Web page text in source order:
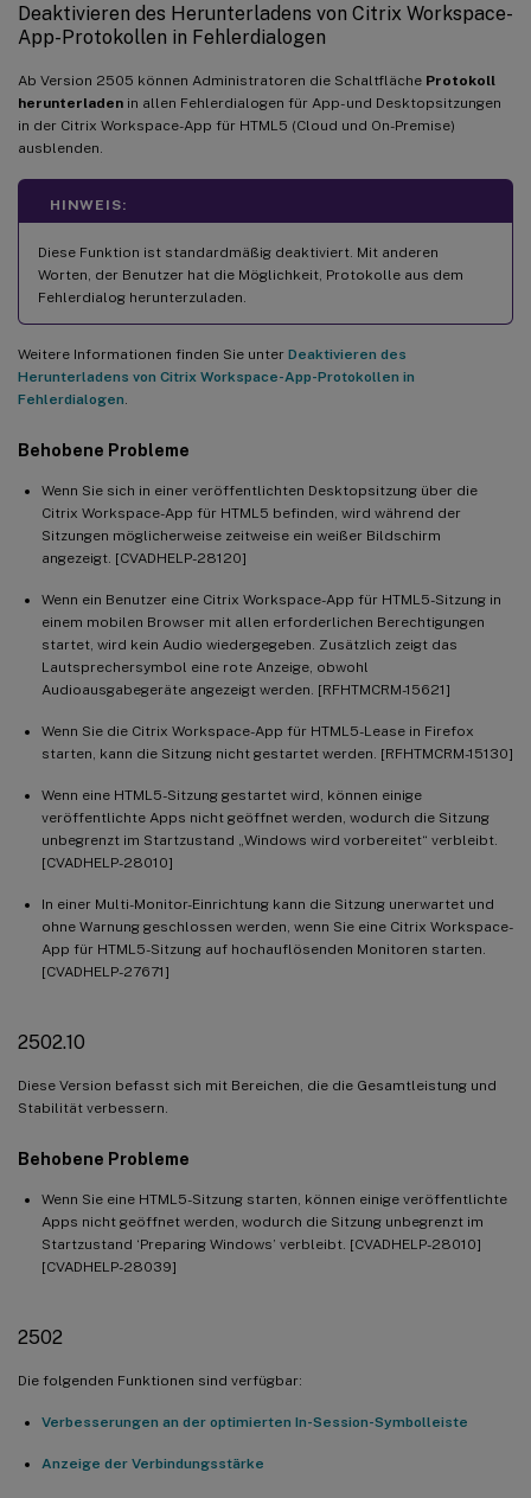
Deaktivieren des Herunterladens von Citrix Workspace-
App-Protokollen in Fehlerdialogen
Ab Version 2505 können Administratoren die Schaltfläche Protokoll
herunterladen in allen Fehlerdialogen für App- und Desktopsitzungen
in der Citrix Workspace-App für HTML5 (Cloud und On-Premise)
ausblenden.
HINWEIS:
Diese Funktion ist standardmäßig deaktiviert. Mit anderen
Worten, der Benutzer hat die Möglichkeit, Protokolle aus dem
Fehlerdialog herunterzuladen.
Weitere Informationen finden Sie unter Deaktivieren des
Herunterladens von Citrix Workspace-App-Protokollen in
Fehlerdialogen
Behobene Probleme
Wenn Sie sich in einer veröffentlichten Desktopsitzung über die
Citrix Workspace-App für HTML5 befinden, wird während der
Sitzungen möglicherweise zeitweise ein weißer Bildschirm
angezeigt. [CVADHELP-28120]
Wenn ein Benutzer eine Citrix Workspace-App für HTML5-Sitzung in
einem mobilen Browser mit allen erforderlichen Berechtigungen
startet, wird kein Audio wiedergegeben. Zusätzlich zeigt das
Lautsprechersymbol eine rote Anzeige, obwohl
Audioausgabegeräte angezeigt werden. [RFHTMCRM-15621]
Wenn Sie die Citrix Workspace-App für HTML5-Lease in Firefox
starten, kann die Sitzung nicht gestartet werden. [RFHTMCRM-15130]
Wenn eine HTML5-Sitzung gestartet wird, können einige
veröffentlichte Apps nicht geöffnet werden, wodurch die Sitzung
unbegrenzt im Startzustand „Windows wird vorbereitet“ verbleibt.
[CVADHELP-28010]
In einer Multi-Monitor-Einrichtung kann die Sitzung unerwartet und
ohne Warnung geschlossen werden, wenn Sie eine Citrix Workspace-
App für HTML5-Sitzung auf hochauflösenden Monitoren starten.
[CVADHELP-27671]
2502.10
Diese Version befasst sich mit Bereichen, die die Gesamtleistung und
Stabilität verbessern.
Behobene Probleme
Wenn Sie eine HTML5-Sitzung starten, können einige veröffentlichte
Apps nicht geöffnet werden, wodurch die Sitzung unbegrenzt im
Startzustand ‘Preparing Windows’ verbleibt. [CVADHELP-28010]
[CVADHELP-28039]
2502
Die folgenden Funktionen sind verfügbar:
Verbesserungen an der optimierten In-Session-Symbolleiste
Anzeige der Verbindungsstärke